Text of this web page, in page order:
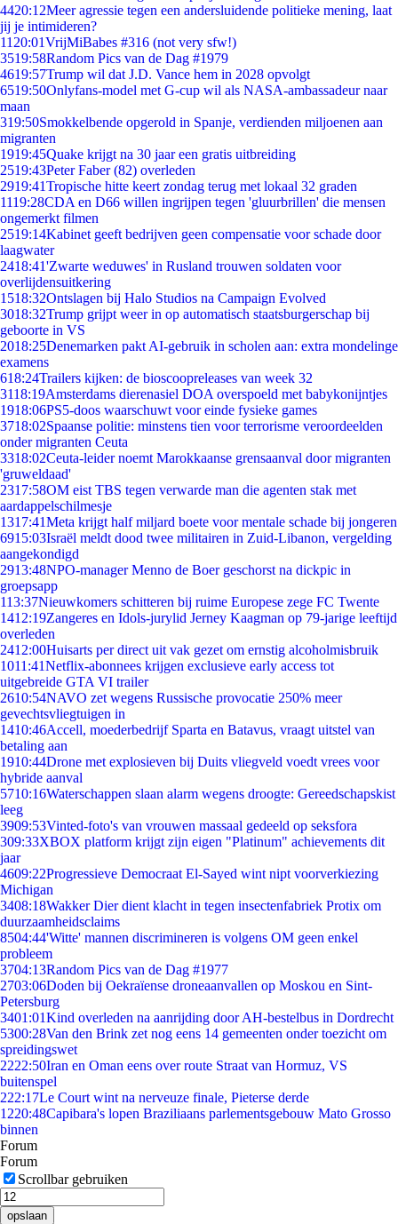
4420:12Meer agressie tegen een andersluidende politieke mening, laat
jij je intimideren?
11 20:01VrijMiBabes #316 (not very sfw!)
3519:58Random Pics van de Dag #1979
4619:57Trump wil dat J.D. Vance hem in 2028 opvolgt
6519:50Onlyfans-model met G-cup wil als NASA-ambassadeur naar
maan
319:50Smokkelbende opgerold in Spanje, verdienden miljoenen aan
migranten
1919:45Quake krijgt na 30 jaar een gratis uitbreiding
2519:43Peter Faber (82) overleden
2919:41Tropische hitte keert zondag terug met lokaal 32 graden
1119:28CDA en D66 willen ingrijpen tegen 'gluurbrillen' die mensen
ongemerkt filmen
2519:14Kabinet geeft bedrijven geen compensatie voor schade door
laagwater
2418:41'Zwarte weduwes' in Rusland trouwen soldaten voor
overlijdensuitkering
1518:32Ontslagen bij Halo Studios na Campaign Evolved
3018:32Trump grijpt weer in op automatisch staatsburgerschap bij
geboorte in VS
2018:25Denemarken pakt AI-gebruik in scholen aan: extra mondelinge
examens
618:24Trailers kijken: de bioscoopreleases van week 32
3118:19Amsterdams dierenasiel DOA overspoeld met babykonijntjes
1918:06PS5-doos waarschuwt voor einde fysieke games
3718:02Spaanse politie: minstens tien voor terrorisme veroordeelden
onder migranten Ceuta
3318:02Ceuta-leider noemt Marokkaanse grensaanval door migranten
'gruweldaad'
2317:58OM eist TBS tegen verwarde man die agenten stak met
aardappelschilmesje
1317:41Meta krijgt half miljard boete voor mentale schade bij jongeren
6915:03Israël meldt dood twee militairen in Zuid-Libanon, vergelding
aangekondigd
2913:48NPO-manager Menno de Boer geschorst na dickpic in
groepsapp
113:37Nieuwkomers schitteren bij ruime Europese zege FC Twente
1412:19Zangeres en Idols-jurylid Jerney Kaagman op 79-jarige leeftijd
overleden
2412:00Huisarts per direct uit vak gezet om ernstig alcoholmisbruik
1011:41Netflix-abonnees krijgen exclusieve early access tot
uitgebreide GTA VI trailer
2610:54NAVO zet wegens Russische provocatie 250% meer
gevechtsvliegtuigen in
1410:46Accell, moederbedrijf Sparta en Batavus, vraagt uitstel van
betaling aan
1910:44Drone met explosieven bij Duits vliegveld voedt vrees voor
hybride aanval
5710:16Waterschappen slaan alarm wegens droogte: Gereedschapskist
leeg
3909:53Vinted-foto's van vrouwen massaal gedeeld op seksfora
309:33XBOX platform krijgt zijn eigen "Platinum" achievements dit
jaar
4609:22Progressieve Democraat El-Sayed wint nipt voorverkiezing
Michigan
3408:18Wakker Dier dient klacht in tegen insectenfabriek Protix om
duurzaamheidsclaims
8504:44'Witte' mannen discrimineren is volgens OM geen enkel
probleem
3704:13Random Pics van de Dag #1977
2703:06Doden bij Oekraïense droneaanvallen op Moskou en Sint-
Petersburg
3401:01Kind overleden na aanrijding door AH-bestelbus in Dordrecht
5300:28Van den Brink zet nog eens 14 gemeenten onder toezicht om
spreidingswet
2222:50Iran en Oman eens over route Straat van Hormuz, VS
buitenspel
222:17Le Court wint na nerveuze finale, Pieterse derde
1220:48Capibara's lopen Braziliaans parlementsgebouw Mato Grosso
binnen
Forum
Forum
Scrollbar gebruiken
opslaan